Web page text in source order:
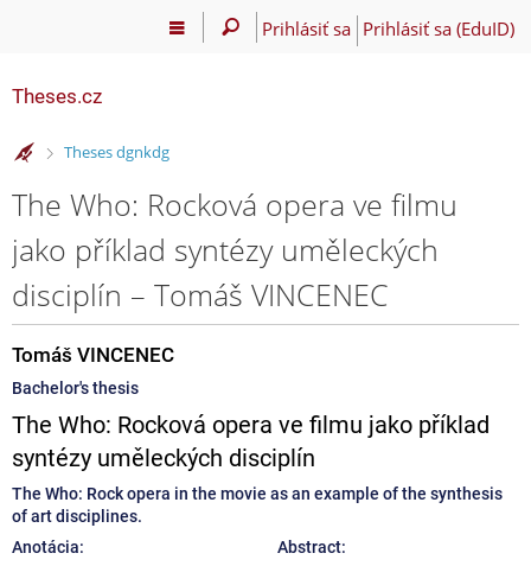
Prihlásiť sa Prihlásiť sa (EduID)
Theses.cz
>
Theses dgnkdg
The Who: Rocková opera ve filmu
jako příklad syntézy uměleckých
disciplín – Tomáš VINCENEC
Tomáš VINCENEC
Bachelor's thesis
The Who: Rocková opera ve filmu jako příklad
syntézy uměleckých disciplín
The Who: Rock opera in the movie as an example of the synthesis
of art disciplines.
Anotácia:
Abstract: